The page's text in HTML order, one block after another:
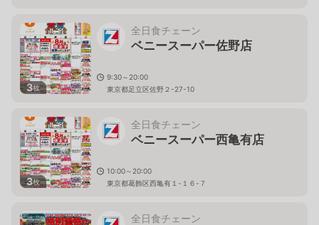
3枚
全日食チェーン
ベニースーパー佐野店
9:30～20:00
東京都足立区佐野２-27-10
3枚
全日食チェーン
ベニースーパー西亀有店
10:00～20:00
東京都葛飾区西亀有１-１６-７
全日食チェーン